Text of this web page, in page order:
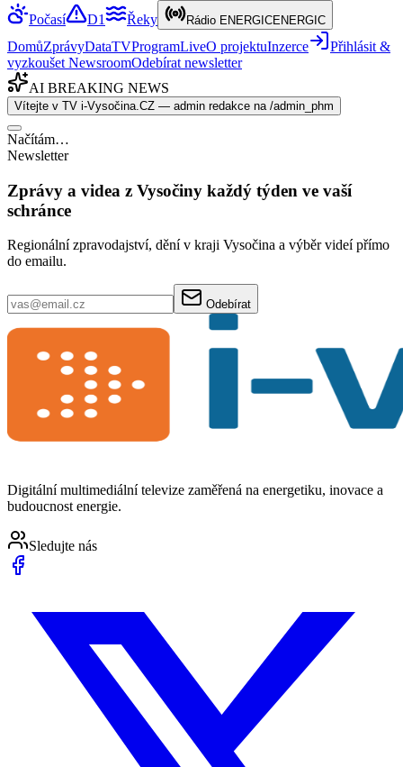
Počasí
D1 Řeky Rádio ENERGICENERGIC
DomůZprávyDataTVProgramLiveO projektuInzerce
Přihlásit &
vyzkoušet NewsroomOdebírat newsletter
AI BREAKING NEWS
Vítejte v TV i-Vysočina.CZ — admin redakce na /admin_phm
Načítám…
Newsletter
Zprávy a videa z Vysočiny každý týden ve vaší
schránce
Regionální zpravodajství, dění v kraji Vysočina a výběr videí přímo
do emailu.
Odebírat
Digitální multimediální televize zaměřená na energetiku, inovace a
budoucnost energie.
Sledujte nás